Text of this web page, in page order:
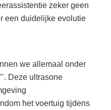
zeker geen
een duidelijke evolutie
we allemaal onder
Deze ultrasone
het voertuig tijdens